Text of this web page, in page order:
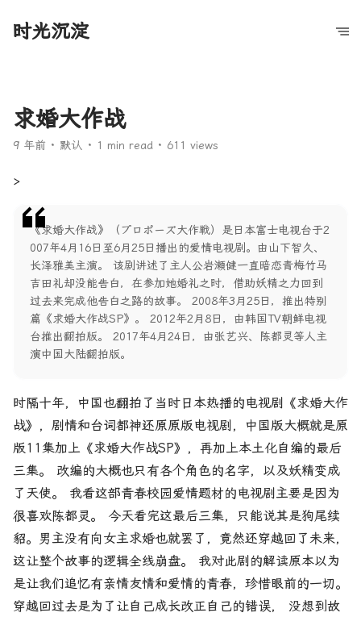
时光沉淀
求婚大作战
9 年前 默认 1 min read 611 views
>
《求婚大作战》（プロポーズ大作戦）是日本富士电视台于2
007年4月16日至6月25日播出的爱情电视剧。由山下智久、
长泽雅美主演。 该剧讲述了主人公岩瀬健一直暗恋青梅竹马
吉田礼却没能告白，在参加她婚礼之时，借助妖精之力回到
过去来完成他告白之路的故事。 2008年3月25日，推出特别
篇《求婚大作战SP》。 2012年2月8日，由韩国TV朝鲜电视
台推出翻拍版。 2017年4月24日，由张艺兴、陈都灵等人主
演中国大陆翻拍版。
时隔十年，中国也翻拍了当时日本热播的电视剧《求婚大作
战》，剧情和台词都神还原原版电视剧，中国版大概就是原
版11集加上《求婚大作战SP》，再加上本土化自编的最后
三集。 改编的大概也只有各个角色的名字，以及妖精变成
了天使。 我看这部青春校园爱情题材的电视剧主要是因为
很喜欢陈都灵。 今天看完这最后三集，只能说其是狗尾续
貂。男主没有向女主求婚也就罢了，竟然还穿越回了未来，
这让整个故事的逻辑全线崩盘。 我对此剧的解读原本以为
是让我们追忆有亲情友情和爱情的青春，珍惜眼前的一切。
穿越回过去是为了让自己成长改正自己的错误， 没想到故